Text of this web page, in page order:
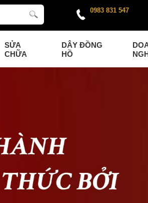
0983 831 547
SỬA
CHỮA
DÂY ĐỒNG
HỒ